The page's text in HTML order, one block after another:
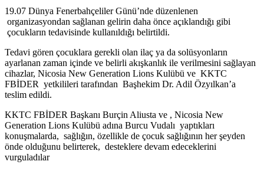
19.07 Dünya Fenerbahçeliler Günü’nde düzenlenen
organizasyondan sağlanan gelirin daha önce açıklandığı gibi
çocukların tedavisinde kullanıldığı belirtildi.
Tedavi gören çocuklara gerekli olan ilaç ya da solüsyonların
ayarlanan zaman içinde ve belirli akışkanlık ile verilmesini sağlayan
cihazlar, Nicosia New Generation Lions Kulübü ve KKTC
FBİDER yetkilileri tarafından Başhekim Dr. Adil Özyılkan’a
teslim edildi.
KKTC FBİDER Başkanı Burçin Aliusta ve , Nicosia New
Generation Lions Kulübü adına Burcu Vudalı yaptıkları
konuşmalarda, sağlığın, özellikle de çocuk sağlığının her şeyden
önde olduğunu belirterek, desteklere devam edeceklerini
vurguladılar